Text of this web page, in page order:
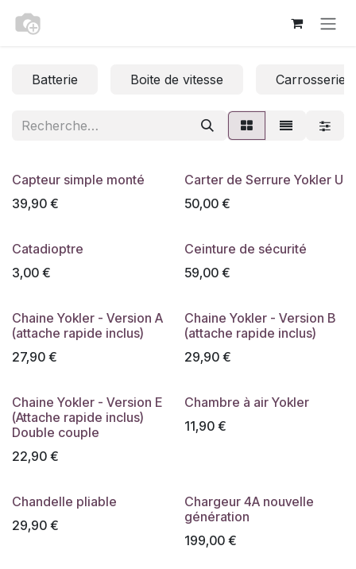
Batterie Boite de vitesse Carrosserie
Capteur simple monté
39,90 €
Carter de Serrure Yokler U
50,00€
Catadioptre
3,00 €
Ceinture de sécurité
59,00€
Chaine Yokler - Version A
(attache rapide inclus)
27,90 €
Chaine Yokler - Version B
(attache rapide inclus)
29,90€
Chaine Yokler - Version E
(Attache rapide inclus)
Double couple
22,90 €
Chambre à air Yokler
11,90€
Chandelle pliable
29,90 €
Chargeur 4A nouvelle
génération
199,00€